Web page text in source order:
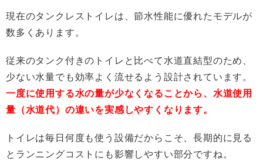
現在のタンクレストイレは、節水性能に優れたモデルが
数多くあります。
従来のタンク付きのトイレと比べて水道直結型のため、
少ない水量でも効率よく流せるよう設計されています。
一度に使用する水の量が少なくなることから、水道使用
量（水道代）の違いを実感しやすくなります。
トイレは毎日何度も使う設備だからこそ、長期的に見る
とランニングコストにも影響しやすい部分ですね。